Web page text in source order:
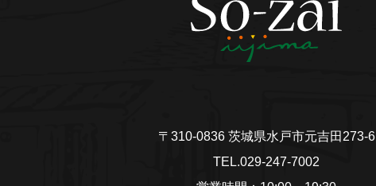
〒310-0836 茨城県水戸市元吉田273-6
TEL.029-247-7002